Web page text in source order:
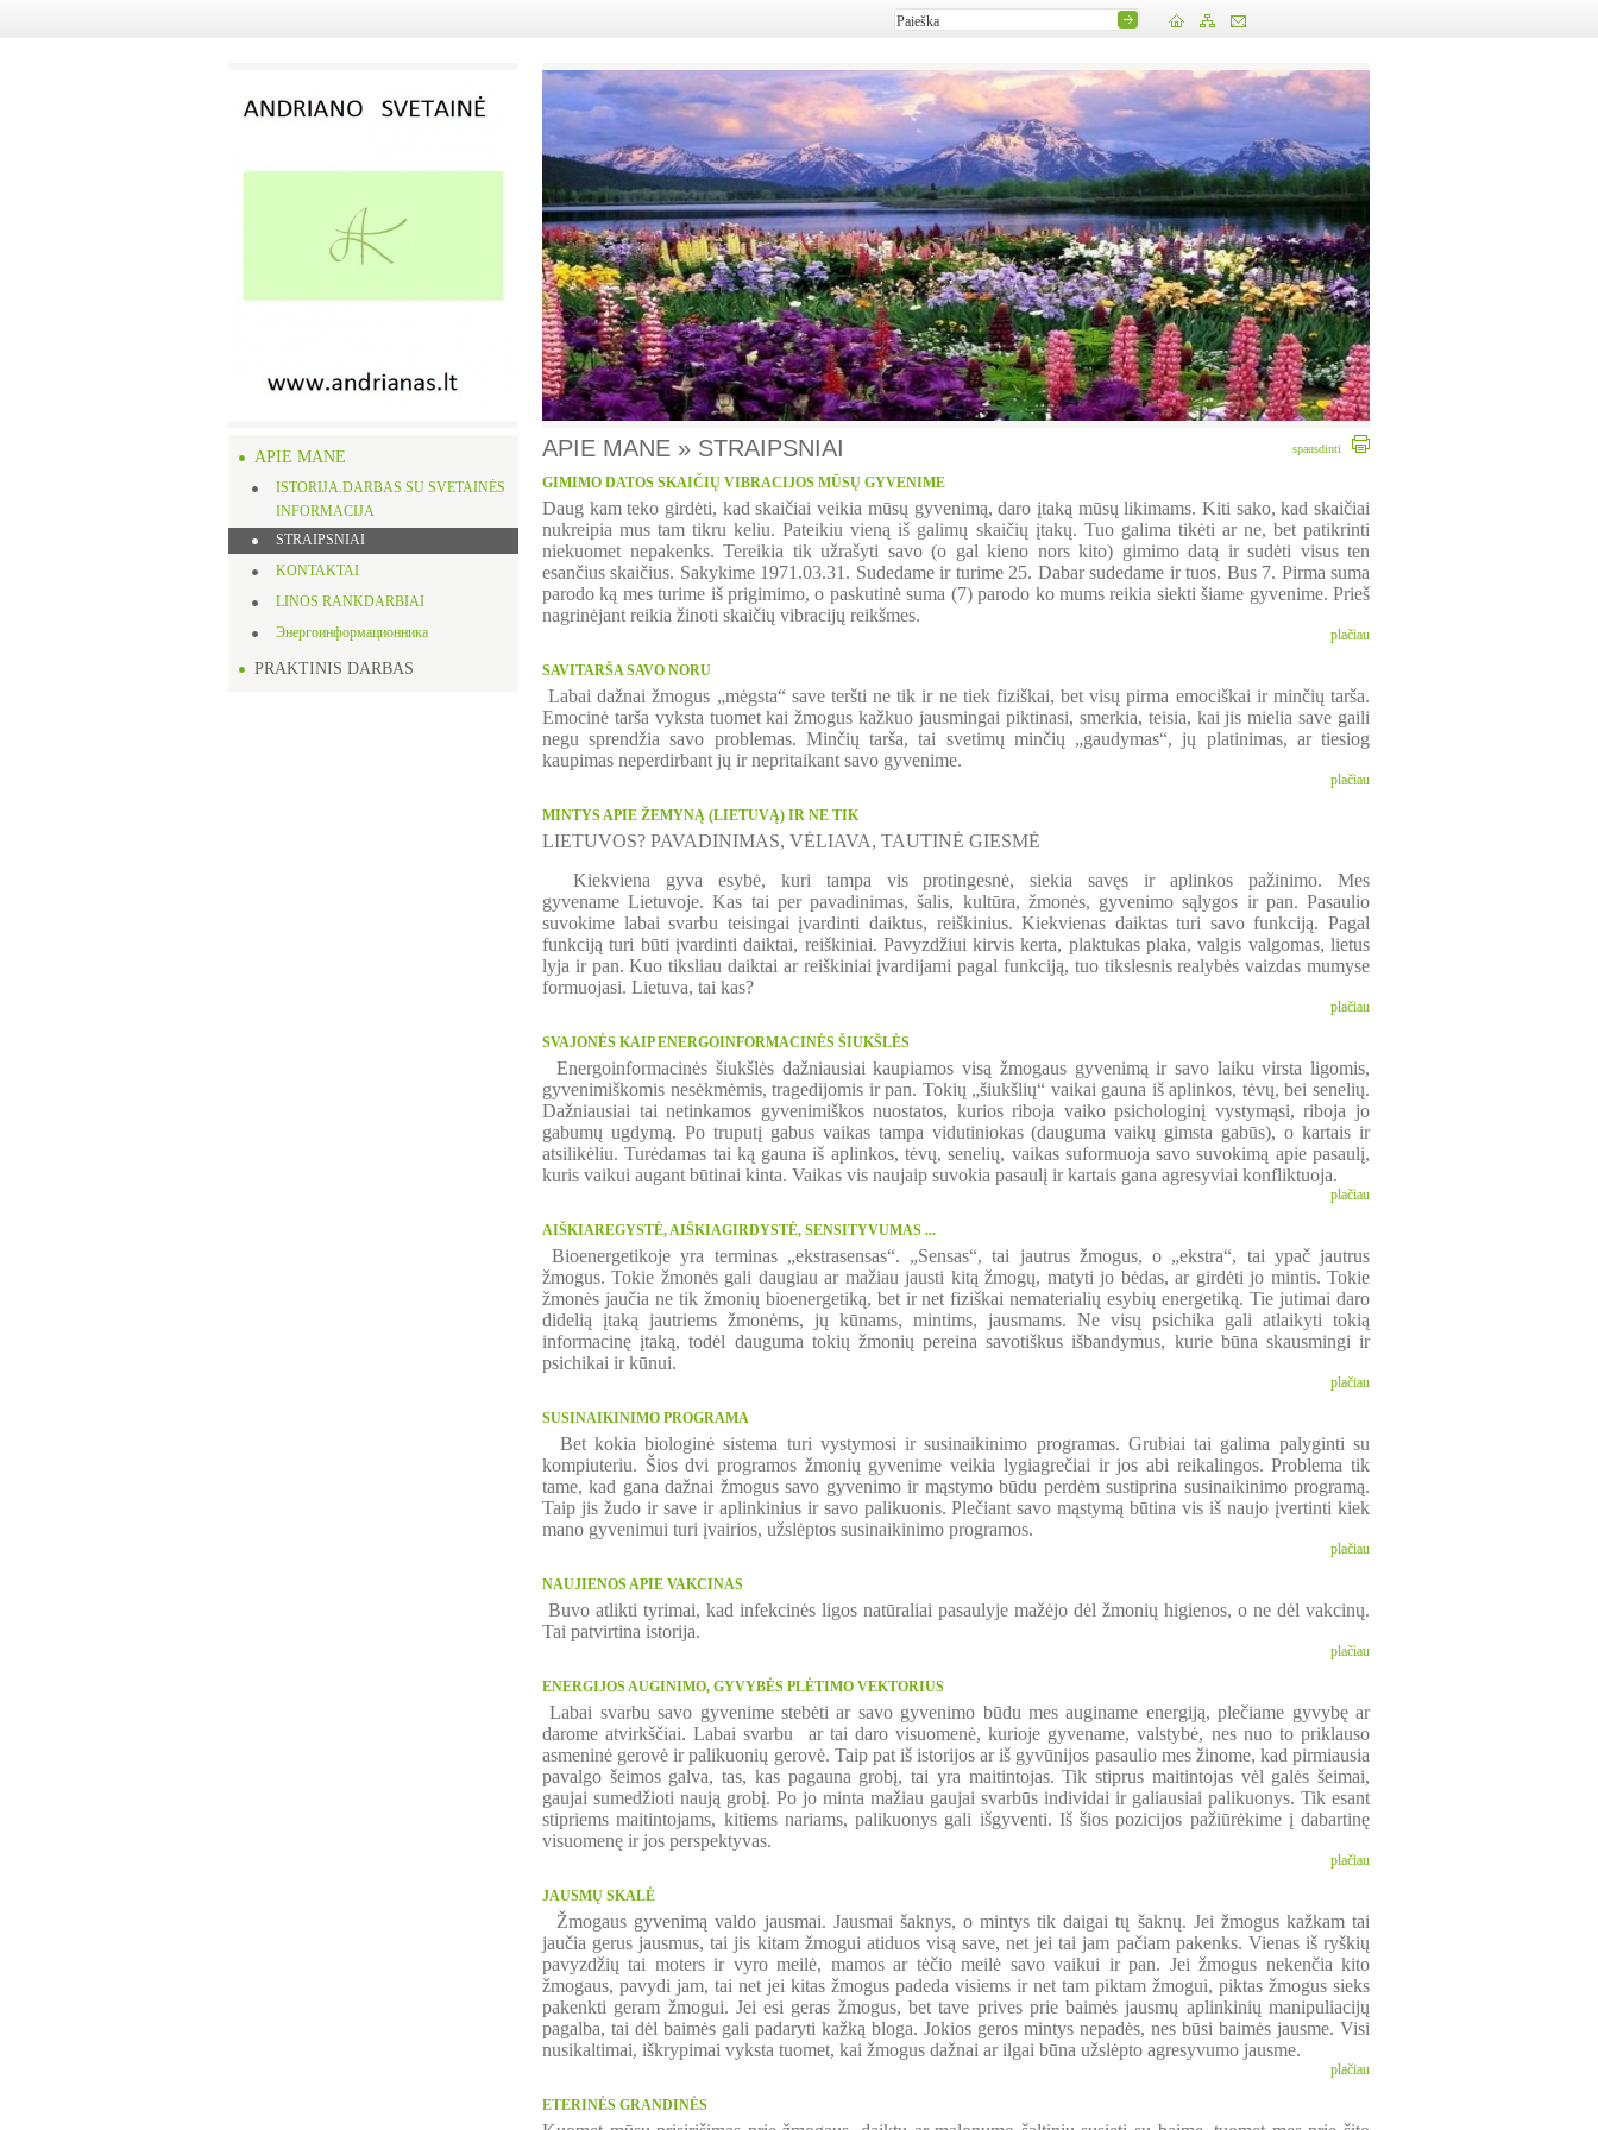
APIE MANE
ISTORIJA.DARBAS SU SVETAINĖS
INFORMACIJA
STRAIPSNIAI
KONTAKTAI
LINOS RANKDARBIAI
Энергоинформационника
PRAKTINIS DARBAS
APIE MANE » STRAIPSNIAI spausdinti
GIMIMO DATOS SKAIČIŲ VIBRACIJOS MŪSŲ GYVENIME
Daug kam teko girdėti, kad skaičiai veikia mūsų gyvenimą, daro įtaką mūsų likimams. Kiti sako, kad skaičiai
nukreipia mus tam tikru keliu. Pateikiu vieną iš galimų skaičių įtakų. Tuo galima tikėti ar ne, bet patikrinti
niekuomet nepakenks. Tereikia tik užrašyti savo (o gal kieno nors kito) gimimo datą ir sudėti visus ten
esančius skaičius. Sakykime 1971.03.31. Sudedame ir turime 25. Dabar sudedame ir tuos. Bus 7. Pirma suma
parodo ką mes turime iš prigimimo, o paskutinė suma (7) parodo ko mums reikia siekti šiame gyvenime. Prieš
nagrinėjant reikia žinoti skaičių vibracijų reikšmes.
plačiau
SAVITARŠA SAVO NORU
Labai dažnai žmogus „mėgsta“ save teršti ne tik ir ne tiek fiziškai, bet visų pirma emociškai ir minčių tarša.
Emocinė tarša vyksta tuomet kai žmogus kažkuo jausmingai piktinasi, smerkia, teisia, kai jis mielia save gaili
negu sprendžia savo problemas. Minčių tarša, tai svetimų minčių „gaudymas“, jų platinimas, ar tiesiog
kaupimas neperdirbant jų ir nepritaikant savo gyvenime.
plačiau
MINTYS APIE ŽEMYNĄ (LIETUVĄ) IR NE TIK
LIETUVOS? PAVADINIMAS, VĖLIAVA, TAUTINĖ GIESMĖ
Kiekviena gyva esybė, kuri tampa vis protingesnė, siekia savęs ir aplinkos pažinimo. Mes
gyvename Lietuvoje. Kas tai per pavadinimas, šalis, kultūra, žmonės, gyvenimo sąlygos ir pan. Pasaulio
suvokime labai svarbu teisingai įvardinti daiktus, reiškinius. Kiekvienas daiktas turi savo funkciją. Pagal
funkciją turi būti įvardinti daiktai, reiškiniai. Pavyzdžiui kirvis kerta, plaktukas plaka, valgis valgomas, lietus
lyja ir pan. Kuo tiksliau daiktai ar reiškiniai įvardijami pagal funkciją, tuo tikslesnis realybės vaizdas mumyse
formuojasi. Lietuva, tai kas?
plačiau
SVAJONĖS KAIP ENERGOINFORMACINĖS ŠIUKŠLĖS
Energoinformacinės šiukšlės dažniausiai kaupiamos visą žmogaus gyvenimą ir savo laiku virsta ligomis,
gyvenimiškomis nesėkmėmis, tragedijomis ir pan. Tokių „šiukšlių“ vaikai gauna iš aplinkos, tėvų, bei senelių.
Dažniausiai tai netinkamos gyvenimiškos nuostatos, kurios riboja vaiko psichologinį vystymąsi, riboja jo
gabumų ugdymą. Po truputį gabus vaikas tampa vidutiniokas (dauguma vaikų gimsta gabūs), o kartais ir
atsilikėliu. Turėdamas tai ką gauna iš aplinkos, tėvų, senelių, vaikas suformuoja savo suvokimą apie pasaulį,
kuris vaikui augant būtinai kinta. Vaikas vis naujaip suvokia pasaulį ir kartais gana agresyviai konfliktuoja.
plačiau
AIŠKIAREGYSTĖ, AIŠKIAGIRDYSTĖ, SENSITYVUMAS ...
Bioenergetikoje yra terminas „ekstrasensas“. „Sensas“, tai jautrus žmogus, o „ekstra“, tai ypač jautrus
žmogus. Tokie žmonės gali daugiau ar mažiau jausti kitą žmogų, matyti jo bėdas, ar girdėti jo mintis. Tokie
žmonės jaučia ne tik žmonių bioenergetiką, bet ir net fiziškai nematerialių esybių energetiką. Tie jutimai daro
didelią įtaką jautriems žmonėms, jų kūnams, mintims, jausmams. Ne visų psichika gali atlaikyti tokią
informacinę įtaką, todėl dauguma tokių žmonių pereina savotiškus išbandymus, kurie būna skausmingi ir
psichikai ir kūnui.
plačiau
SUSINAIKINIMO PROGRAMA
Bet kokia biologinė sistema turi vystymosi ir susinaikinimo programas. Grubiai tai galima palyginti su
kompiuteriu. Šios dvi programos žmonių gyvenime veikia lygiagrečiai ir jos abi reikalingos. Problema tik
tame, kad gana dažnai žmogus savo gyvenimo ir mąstymo būdu perdėm sustiprina susinaikinimo programą.
Taip jis žudo ir save ir aplinkinius ir savo palikuonis. Plečiant savo mąstymą būtina vis iš naujo įvertinti kiek
mano gyvenimui turi įvairios, užslėptos susinaikinimo programos.
plačiau
NAUJIENOS APIE VAKCINAS
Buvo atlikti tyrimai, kad infekcinės ligos natūraliai pasaulyje mažėjo dėl žmonių higienos, o ne dėl vakcinų.
Tai patvirtina istorija.
plačiau
ENERGIJOS AUGINIMO, GYVYBĖS PLĖTIMO VEKTORIUS
Labai svarbu savo gyvenime stebėti ar savo gyvenimo būdu mes auginame energiją, plečiame gyvybę ar
darome atvirkščiai. Labai svarbu ar tai daro visuomenė, kurioje gyvename, valstybė, nes nuo to priklauso
asmeninė gerovė ir palikuonių gerovė. Taip pat iš istorijos ar iš gyvūnijos pasaulio mes žinome, kad pirmiausia
pavalgo šeimos galva, tas, kas pagauna grobį, tai yra maitintojas. Tik stiprus maitintojas vėl galės šeimai,
gaujai sumedžioti naują grobį. Po jo minta mažiau gaujai svarbūs individai ir galiausiai palikuonys. Tik esant
stipriems maitintojams, kitiems nariams, palikuonys gali išgyventi. Iš šios pozicijos pažiūrėkime į dabartinę
visuomenę ir jos perspektyvas.
plačiau
JAUSMŲ SKALĖ
Žmogaus gyvenimą valdo jausmai. Jausmai šaknys, o mintys tik daigai tų šaknų. Jei žmogus kažkam tai
jaučia gerus jausmus, tai jis kitam žmogui atiduos visą save, net jei tai jam pačiam pakenks. Vienas iš ryškių
pavyzdžių tai moters ir vyro meilė, mamos ar tėčio meilė savo vaikui ir pan. Jei žmogus nekenčia kito
žmogaus, pavydi jam, tai net jei kitas žmogus padeda visiems ir net tam piktam žmogui, piktas žmogus sieks
pakenkti geram žmogui. Jei esi geras žmogus, bet tave prives prie baimės jausmų aplinkinių manipuliacijų
pagalba, tai dėl baimės gali padaryti kažką bloga. Jokios geros mintys nepadės, nes būsi baimės jausme. Visi
nusikaltimai, iškrypimai vyksta tuomet, kai žmogus dažnai ar ilgai būna užslėpto agresyvumo jausme.
plačiau
ETERINĖS GRANDINĖS